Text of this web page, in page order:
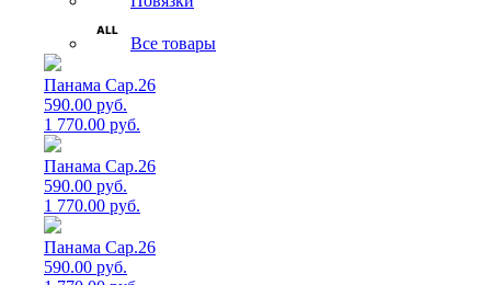
Все товары
Панама Cap.26
590.00 руб.
1 770.00 руб.
Панама Cap.26
590.00 руб.
1 770.00 руб.
Панама Cap.26
590.00 руб.